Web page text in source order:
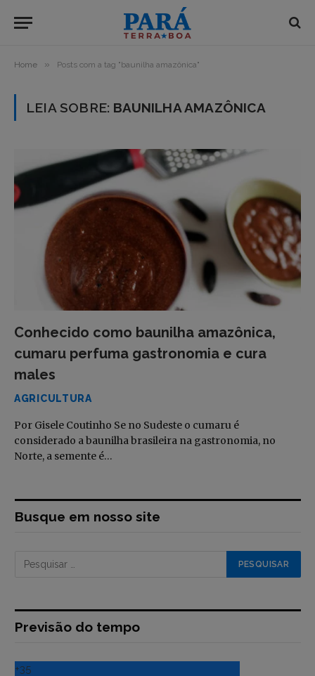
Home » Posts com a tag "baunilha amazônica"
LEIA SOBRE: BAUNILHA AMAZÔNICA
Conhecido como baunilha amazônica,
cumaru perfuma gastronomia e cura
males
AGRICULTURA
Por Gisele Coutinho Se no Sudeste o cumaru é
considerado a baunilha brasileira na gastronomia, no
Norte, a semente é…
Busque em nosso site
Previsão do tempo
+35